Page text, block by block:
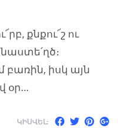
քնքու՜շ ու
բառին, իսկ այն
օր…
ԿԻՍՎԵԼ: